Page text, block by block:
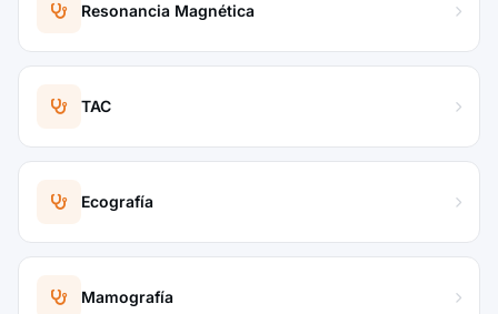
Resonancia Magnética
TAC
Ecografía
Mamografía